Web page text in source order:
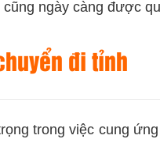
cũng ngày càng được
đi tỉnh
trong việc cung